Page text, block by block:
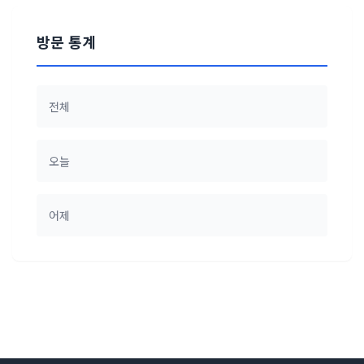
방문 통계
전체
오늘
어제